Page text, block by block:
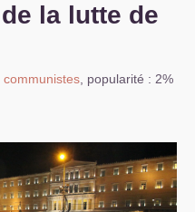
la lutte de
communistes popularité : 2%